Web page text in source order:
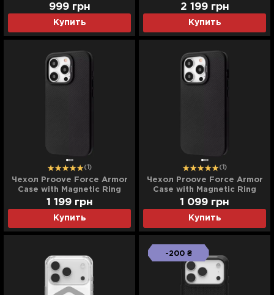
(Transparent)
Купить
999 грн
Pink)
Купить
2 199 грн
(1)
Чехол Proove Force Armor
Case with Magnetic Ring
iPhone 16 Pro Max (Black)
Купить
1 199 грн
(1)
Чехол Proove Force Armor
Case with Magnetic Ring
iPhone 16 Pro (Black)
Купить
1 099 грн
-200 ₴